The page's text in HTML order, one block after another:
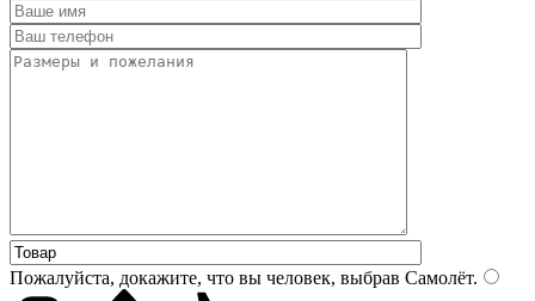
Пожалуйста, докажите, что вы человек, выбрав Самолёт.